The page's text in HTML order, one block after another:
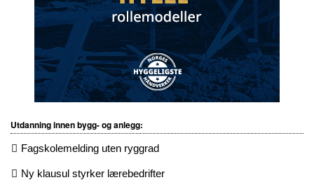
Utdanning innen bygg- og anlegg:
Fagskolemelding uten ryggrad
Ny klausul styrker lærebedrifter